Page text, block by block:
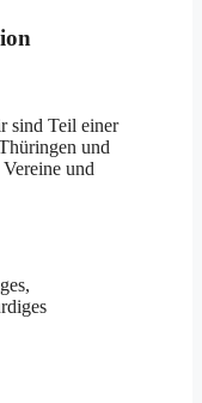
sind Teil einer
und
und